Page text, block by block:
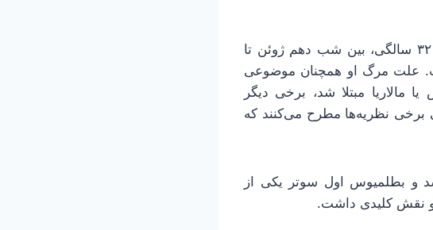
بر اساس نوشته‌های مورخانی مانند پلوتارک، اسکندر مقدونی در سن ۳۲ سالگی، بین شب دهم ژوئن تا
درگذشت. علت مرگ او همچنان موضوعی
مالاریا مبتلا شد، برخی دیگر
نظریه‌ها مطرح می‌کنند که
و بطلمیوس اول سوتر یکی از
او نقش کلیدی داشت.